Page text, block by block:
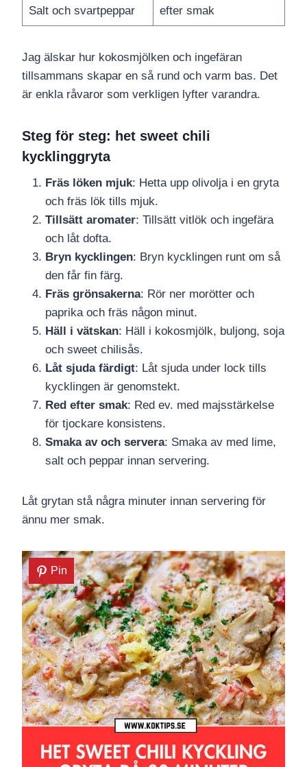
Salt och svartpeppar efter smak
Jag älskar hur kokosmjölken och ingefäran
tillsammans skapar en så rund och varm bas. Det
är enkla råvaror som verkligen lyfter varandra.
Steg för steg: het sweet chili
kycklinggryta
Fräs löken mjuk: Hetta upp olivolja i en gryta
och fräs lök tills mjuk.
Tillsätt aromater: Tillsätt vitlök och ingefära
och låt dofta.
Bryn kycklingen: Bryn kycklingen runt om så
den får fin färg.
Fräs grönsakerna: Rör ner morötter och
paprika och fräs någon minut.
Häll i vätskan: Häll i kokosmjölk, buljong, soja
och sweet chilisås.
Låt sjuda färdigt: Låt sjuda under lock tills
kycklingen är genomstekt.
Red efter smak: Red ev. med majsstärkelse
för tjockare konsistens.
Smaka av och servera: Smaka av med lime,
salt och peppar innan servering.
Låt grytan stå några minuter innan servering för
ännu mer smak.
Pin